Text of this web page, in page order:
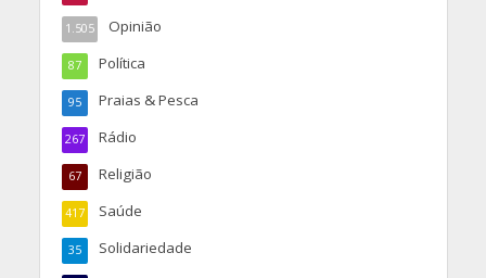
Opinião
1.505
Política
87
Praias & Pesca
95
Rádio
267
Religião
67
Saúde
417
Solidariedade
35